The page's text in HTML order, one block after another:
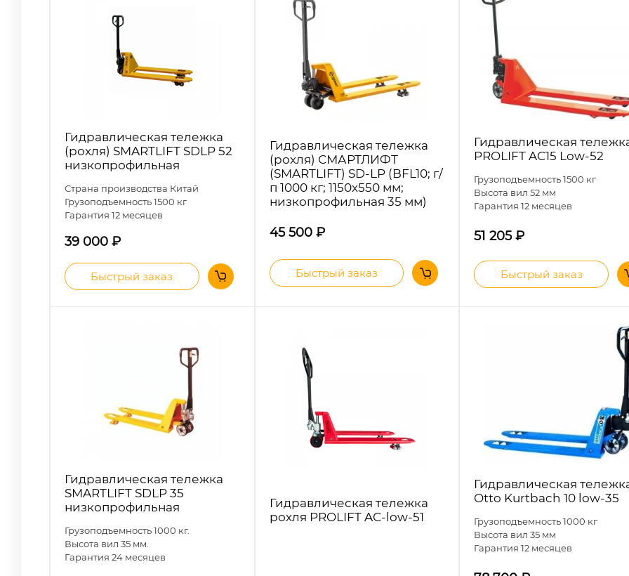
Гидравлическая тележка
(роxля) SMARTLIFT SDLP 52
низкопрофильная
Страна производства Китай
Грузоподъемность 1500 кг
Гарантия 12 месяцев
39 000 ₽
Быстрый заказ
Гидравлическая тележка
(рохля) СМАРТЛИФТ
(SMARTLIFT) SD-LP (BFL10; г/
п 1000 кг; 1150х550 мм;
низкопрофильная 35 мм)
45 500 ₽
Быстрый заказ
Гидравлическая
PROLIFT AC15 Low-52
Грузоподъемность 1500 кг
Высота вил 52 мм
Гарантия 12 месяцев
51 205₽
Быстрый заказ
Гидравлическая тележка
SMARTLIFT SDLP 35
низкопрофильная
Грузоподъемность 1000 кг.
Высота вил 35 мм.
Гарантия 24 месяцев
Гидравлическая тележка
рохля PROLIFT AC-low-51
Гидравлическая
Otto Kurtbach 10 low-35
Грузоподъемность 1000 кг
Высота вил 35 мм
Гарантия 12 месяцев